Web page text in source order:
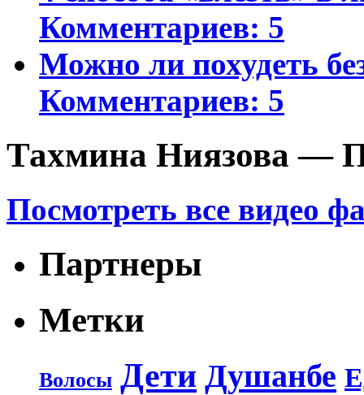
Комментариев: 5
Можно ли похудеть
Комментариев: 5
Тахмина Ниязова —
Посмотреть все видео
Партнеры
Метки
Волосы Дети Душанбе